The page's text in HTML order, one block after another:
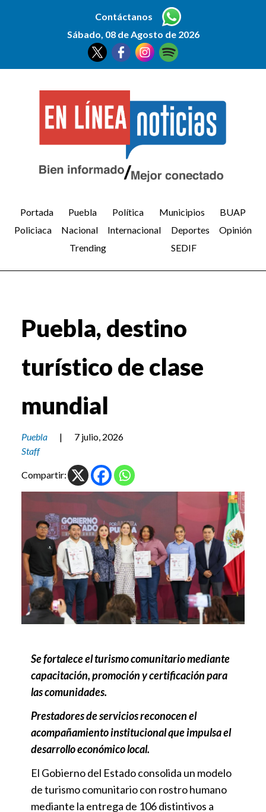
Contáctanos
Sábado, 08 de Agosto de 2026
Portada Puebla Política Municipios
BUAP
Policiaca
Nacional Internacional Deportes
Opinión
Trending
SEDIF
Puebla, destino
turístico de clase
mundial
Puebla |
7 julio, 2026
Staff
Compartir:
Se fortalece el turismo comunitario mediante
capacitación, promoción y certificación para
las comunidades.
Prestadores de servicios reconocen el
acompañamiento institucional que impulsa el
desarrollo económico local.
El Gobierno del Estado consolida un modelo
de turismo comunitario con rostro humano
mediante la entrega de 106 distintivos a